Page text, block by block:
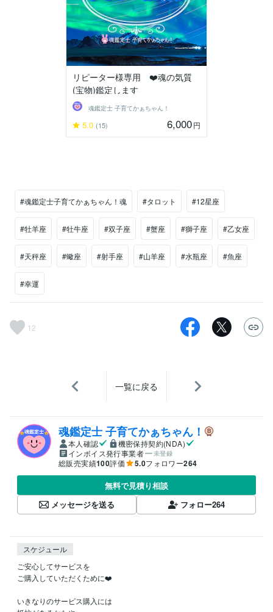
リピーター様専用 ❤️魂の気質
(宝物)鑑定します
魂鑑定士 子育てかぁちゃん！
5.0 (15) 6,000円
#魂鑑定士子育てかぁちゃん！魂 #タロット #12星座
#牡羊座 #牡牛座 #双子座 #蟹座 #獅子座 #乙女座
#天秤座 #蠍座 #射手座 #山羊座 #水瓶座 #魚座
#幸運
12
一覧に戻る
魂鑑定士 子育てかぁちゃん！
本人確認
機密保持契約(NDA)
インボイス発行事業者
未登録
総販売実績100評価 5.0フォロワー264
無料で見積り相談
メッセージを送る
フォロー264
スケジュール
ご安心してサービスを
ご購入していただくために❤️
いきなりのサービス購入には